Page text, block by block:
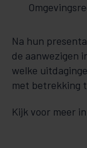
Na hun
de aanwezigen
welke
met betrekking
Kijk voor meer